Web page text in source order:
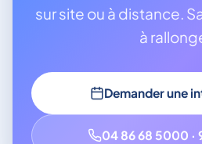
sur site ou à distance.
à
Demander une
04 86 68 5000 ·